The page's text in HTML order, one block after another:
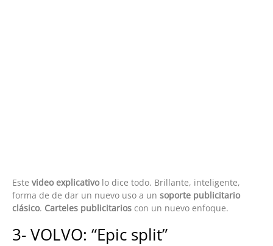
Este video explicativolo dice todo. Brillante, inteligente,
forma de de dar un nuevo uso a un soporte publicitario
clásico. Carteles publicitarios con un nuevo enfoque.
3- VOLVO: “Epic split”